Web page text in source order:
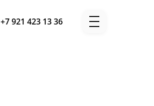
+7 921 423 13 36